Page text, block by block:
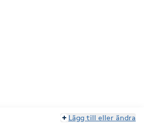
Lägg till eller ändra